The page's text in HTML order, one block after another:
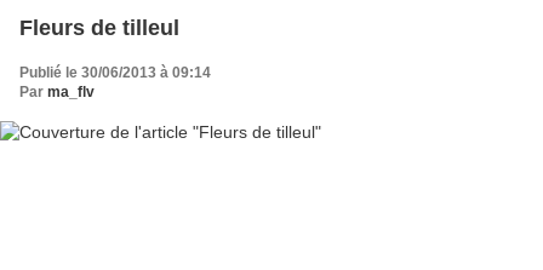
Fleurs de tilleul
Publié le 30/06/2013 à 09:14
Par ma_flv